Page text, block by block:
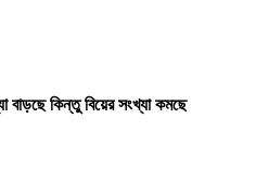
বাড়ছে কিন্তু বিয়ের সংখ্যা কমছে